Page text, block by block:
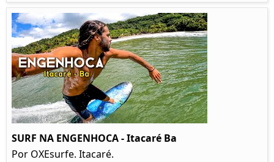
SURF NA ENGENHOCA - Itacaré Ba
Por OXEsurfe. Itacaré.